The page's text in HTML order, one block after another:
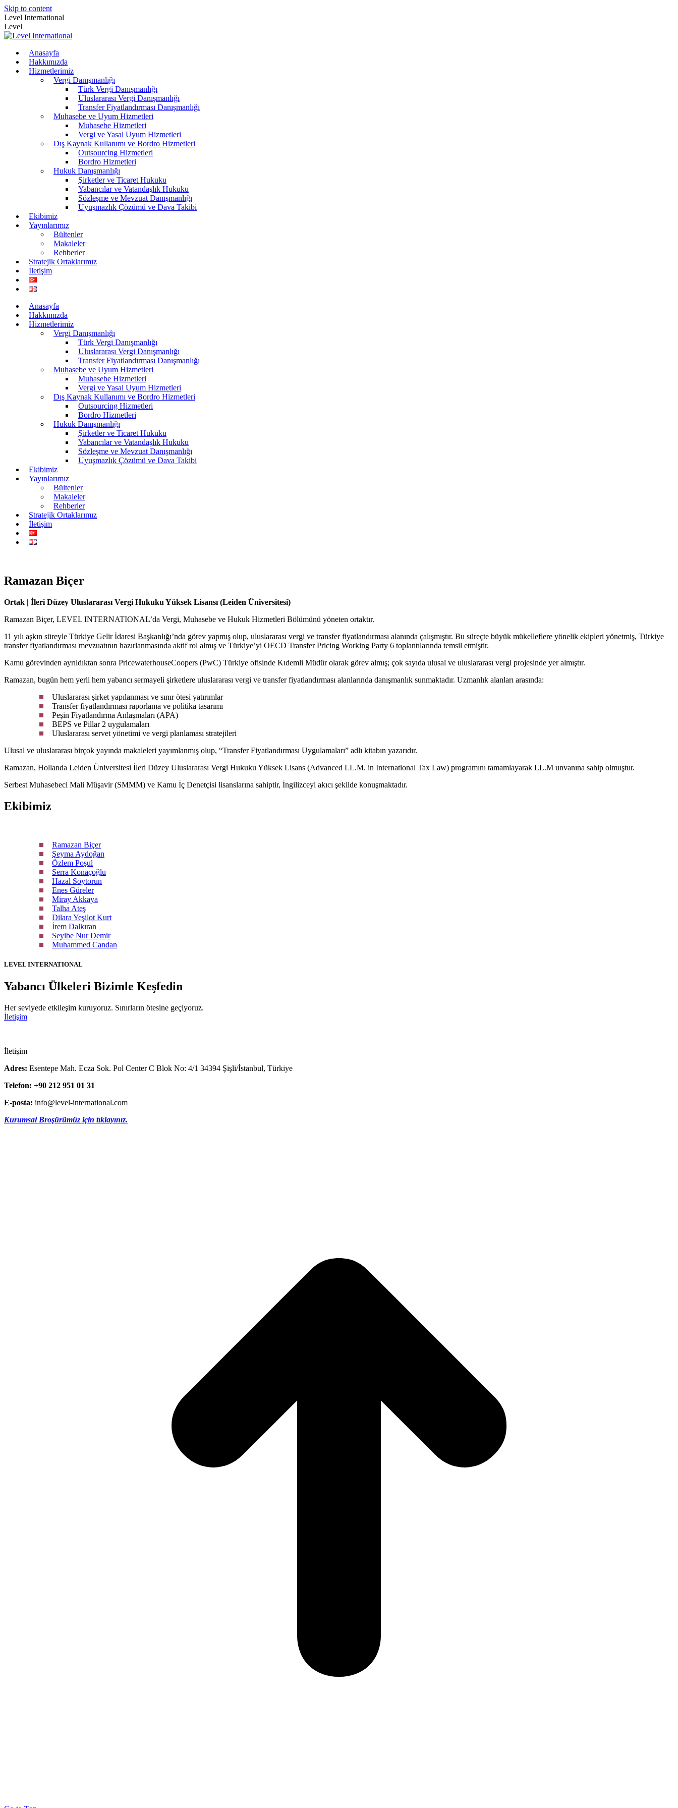
Skip to content
Level International
Level
Anasayfa
Hakkımızda
Hizmetlerimiz
Vergi Danışmanlığı
Türk Vergi Danışmanlığı
Uluslararası Vergi Danışmanlığı
Transfer Fiyatlandırması Danışmanlığı
Muhasebe ve Uyum Hizmetleri
Muhasebe Hizmetleri
Vergi ve Yasal Uyum Hizmetleri
Dış Kaynak Kullanımı ve Bordro Hizmetleri
Outsourcing Hizmetleri
Bordro Hizmetleri
Hukuk Danışmanlığı
Şirketler ve Ticaret Hukuku
Yabancılar ve Vatandaşlık Hukuku
Sözleşme ve Mevzuat Danışmanlığı
Uyuşmazlık Çözümü ve Dava Takibi
Ekibimiz
Yayınlarımız
Bültenler
Makaleler
Rehberler
Stratejik Ortaklarımız
İletişim
Anasayfa
Hakkımızda
Hizmetlerimiz
Vergi Danışmanlığı
Türk Vergi Danışmanlığı
Uluslararası Vergi Danışmanlığı
Transfer Fiyatlandırması Danışmanlığı
Muhasebe ve Uyum Hizmetleri
Muhasebe Hizmetleri
Vergi ve Yasal Uyum Hizmetleri
Dış Kaynak Kullanımı ve Bordro Hizmetleri
Outsourcing Hizmetleri
Bordro Hizmetleri
Hukuk Danışmanlığı
Şirketler ve Ticaret Hukuku
Yabancılar ve Vatandaşlık Hukuku
Sözleşme ve Mevzuat Danışmanlığı
Uyuşmazlık Çözümü ve Dava Takibi
Ekibimiz
Yayınlarımız
Bültenler
Makaleler
Rehberler
Stratejik Ortaklarımız
İletişim
Ramazan Biçer
Ortak | İleri Düzey Uluslararası Vergi Hukuku Yüksek Lisansı (Leiden Üniversitesi)
Ramazan Biçer, LEVEL INTERNATIONAL’da Vergi, Muhasebe ve Hukuk Hizmetleri Bölümünü yöneten ortaktır.
11 yılı aşkın süreyle Türkiye Gelir İdaresi Başkanlığı’nda görev yapmış olup, uluslararası vergi ve transfer fiyatlandırması alanında çalışmıştır. Bu süreçte büyük mükelleflere yönelik ekipleri yönetmiş, Türkiye
transfer fiyatlandırması mevzuatının hazırlanmasında aktif rol almış ve Türkiye’yi OECD Transfer Pricing Working Party 6 toplantılarında temsil etmiştir.
Kamu görevinden ayrıldıktan sonra PricewaterhouseCoopers (PwC) Türkiye ofisinde Kıdemli Müdür olarak görev almış; çok sayıda ulusal ve uluslararası vergi projesinde yer almıştır.
Ramazan, bugün hem yerli hem yabancı sermayeli şirketlere uluslararası vergi ve transfer fiyatlandırması alanlarında danışmanlık sunmaktadır. Uzmanlık alanları arasında:
Uluslararası şirket yapılanması ve sınır ötesi yatırımlar
Transfer fiyatlandırması raporlama ve politika tasarımı
Peşin Fiyatlandırma Anlaşmaları (APA)
BEPS ve Pillar 2 uygulamaları
Uluslararası servet yönetimi ve vergi planlaması stratejileri
Ulusal ve uluslararası birçok yayında makaleleri yayımlanmış olup, “Transfer Fiyatlandırması Uygulamaları” adlı kitabın yazarıdır.
Ramazan, Hollanda Leiden Üniversitesi İleri Düzey Uluslararası Vergi Hukuku Yüksek Lisans (Advanced LL.M. in International Tax Law) programını tamamlayarak LL.M unvanına sahip olmuştur.
Serbest Muhasebeci Mali Müşavir (SMMM) ve Kamu İç Denetçisi lisanslarına sahiptir, İngilizceyi akıcı şekilde konuşmaktadır.
Ekibimiz
Ramazan Biçer
Şeyma Aydoğan
Özlem Poşul
Serra Konaçoğlu
Hazal Soytorun
Enes Güreler
Miray Akkaya
Talha Ateş
Dilara Yeşilot Kurt
İrem Dalkıran
Seyibe Nur Demir
Muhammed Candan
LEVEL INTERNATIONAL
Yabancı Ülkeleri Bizimle Keşfedin
Her seviyede etkileşim kuruyoruz. Sınırların ötesine geçiyoruz.
İletişim
İletişim
Adres: Esentepe Mah. Ecza Sok. Pol Center C Blok No: 4/1 34394 Şişli/İstanbul, Türkiye
Telefon: +90 212 951 01 31
E-posta: info@level-international.com
Kurumsal Broşürümüz için tıklayınız.